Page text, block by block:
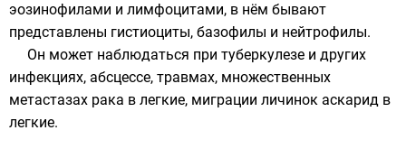
эозинофилами и лимфоцитами, в нём бывают
представлены гистиоциты, базофилы и нейтрофилы.
Он может наблюдаться при туберкулезе и других
инфекциях, абсцессе, травмах, множественных
метастазах рака в легкие, миграции личинок аскарид в
легкие.